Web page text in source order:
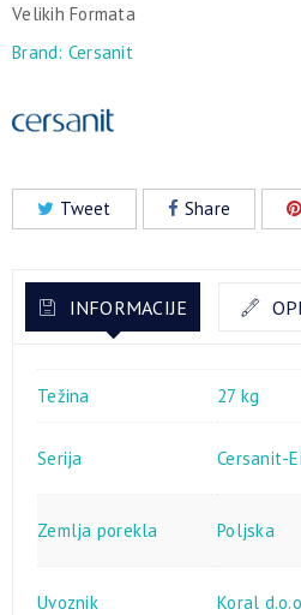
Velikih Formata
Brand: Cersanit
Tweet Share
INFORMACIJE
Težina 27 kg
Serija Cersanit-
Zemlja porekla Poljska
Uvoznik Koral